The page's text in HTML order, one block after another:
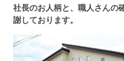
社長のお人柄と、職人さんの
謝しております。